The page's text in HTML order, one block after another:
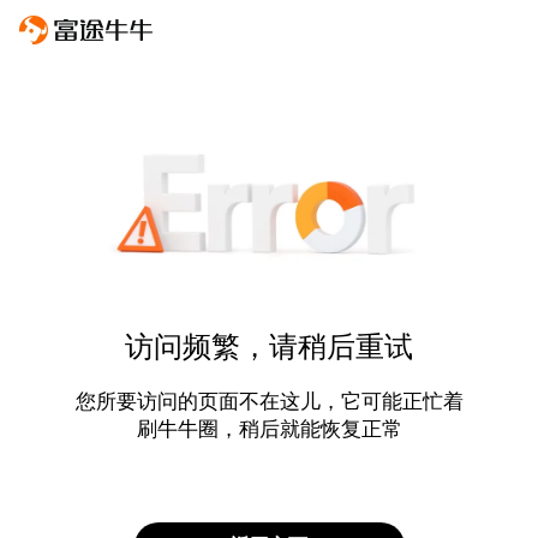
访问频繁，请稍后重试
您所要访问的页面不在这儿，它可能正忙着
刷牛牛圈，稍后就能恢复正常